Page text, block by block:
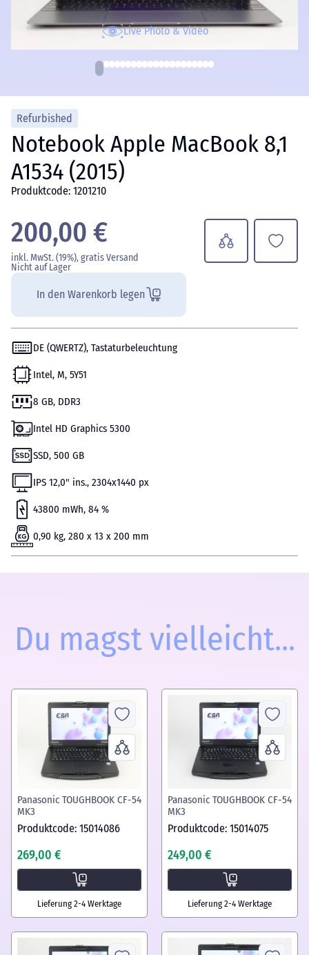
Live Photo & Video
Refurbished
Notebook Apple MacBook 8,1
A1534 (2015)
Produktcode: 1201210
200,00 €
inkl. MwSt. (19%), gratis Versand
Nicht auf Lager
In den Warenkorb legen
DE (QWERTZ), Tastaturbeleuchtung
Intel, M, 5Y51
8 GB, DDR3
Intel HD Graphics 5300
SSD, 500 GB
IPS 12,0" ins., 2304x1440 px
43800 mWh, 84 %
0,90 kg, 280 x 13 x 200 mm
Du magst vielleicht...
Panasonic TOUGHBOOK CF-54
MK3
Produktcode: 15014086
269,00 €
Lieferung 2-4 Werktage
Panasonic TOUGHBOOK CF-54
MK3
Produktcode: 15014075
249,00 €
Lieferung 2-4 Werktage